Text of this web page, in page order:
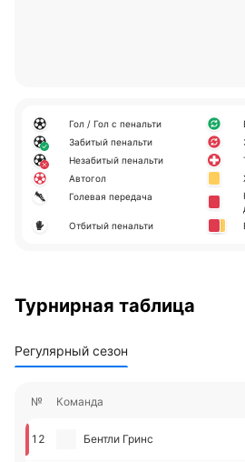
Гол / Гол с пенальти
Забитый пенальти
Незабитый пенальти
Автогол
Голевая передача
Отбитый пенальти
Турнирная таблица
Регулярный сезон
№ Команда
12 Бентли Гринс